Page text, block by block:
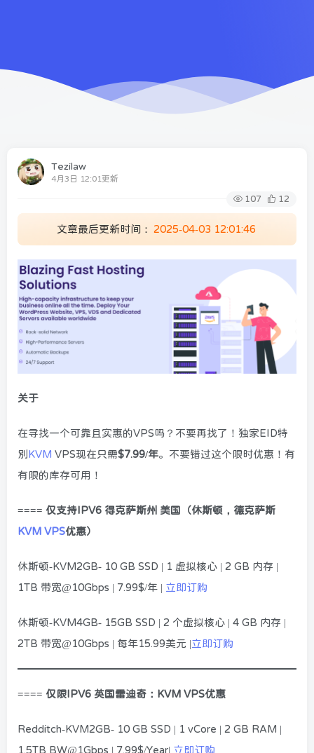
Tezilaw
4月3日 12:01更新
107 12
文章最后更新时间： 2025-04-03 12:01:46
关于
在寻找一个可靠且实惠的VPS吗？不要再找了！独家EID特
别
KVM VPS现在只需$7.99/年。不要错过这个限时优惠！有
有限的库存可用！
==== 仅支持IPV6 得克萨斯州 美国（休斯顿，德克萨斯
KVM VPS优惠）
休斯顿-KVM2GB- 10 GB SSD | 1 虚拟核心 | 2 GB 内存 |
1TB 带宽@10Gbps | 7.99$/年 | 立即订购
休斯顿-KVM4GB- 15GB SSD | 2 个虚拟核心 | 4 GB 内存 |
2TB 带宽@10Gbps | 每年15.99美元 |立即订购
==== 仅限IPV6 英国雷迪奇：KVM VPS优惠
Redditch-KVM2GB- 10 GB SSD | 1 vCore | 2 GB RAM |
1.5TB BW@1Gbps | 7.99$/Year| 立即订购